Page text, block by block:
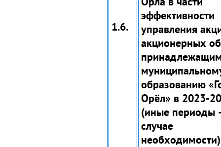
1.6.
эффективности
управления
акционерных
образованию
Орёл» в 2023-
(иные периоды
случае